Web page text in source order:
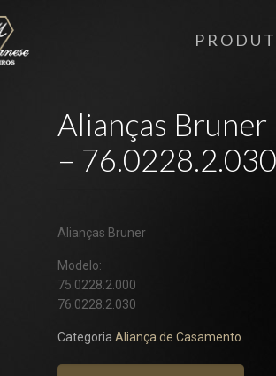
Alianças
– 76.0228.2.030
Alianças Bruner
Modelo:
75.0228.2.000
76.0228.2.030
CategoriaAliança de Casamento